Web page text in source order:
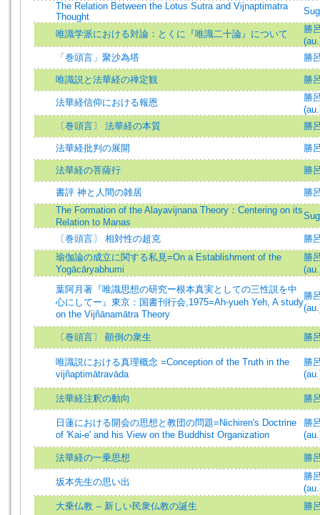
The Relation Between the Lotus Sutra and Vijnaptimatra
Thought
唯識学派における対論：とくに『唯識二十論』について
勝
「巻頭言」聚沙為塔
勝
唯識説と法華経の禅定観 勝
法華経信仰における報恩
勝
〔巻頭言〕 法華経の本質
勝
法華経批判の展開 勝
法華経の菩薩行 勝
書評 神と人間の雑居
勝
The Formation of the Alayavijnana Theory：Centering on its
Relation to Manas
〔巻頭言〕 相対性の超克
勝
瑜伽論の成立に関する私見=On a Establishment of the
Yogācāryabhumi
勝
葉阿月著『唯識思想の研究ー根本真実としての三性説を中
心にしてー』東京：国書刊行会,1975=Ah-yueh Yeh, A study
on the Vijñānamātra Theory
勝
〔巻頭言〕 顚倒の衆生 勝
唯識説における真理概念 =Conception of the Truth in the
vijñaptimātravāda
勝
法華経注釈の動向 勝
日蓮における開会の思想と教団の問題=Nichiren's Doctrine
of 'Kai-e' and his View on the Buddhist Organization
勝
法華経の一乗思想 勝
坂本先生の思い出
勝
大乗仏教 -- 新しい民衆仏教の誕生
勝